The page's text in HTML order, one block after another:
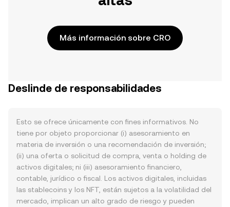
Más información sobre CRO
Deslinde de responsabilidades
Esto se ofrece únicamente con fines informativos. No
tiene por objeto proporcionar (i) asesoramiento en
materia de inversión o una recomendación de inversión;
(ii) una oferta o solicitud de compra, venta o holding de
activos digitales; ni (iii) asesoramiento financiero,
contable, jurídico o fiscal. Los activos digitales, incluidas
las stablecoins y los NFT, están sujetos a la volatilidad del
mercado, implican un alto grado de riesgo y pueden